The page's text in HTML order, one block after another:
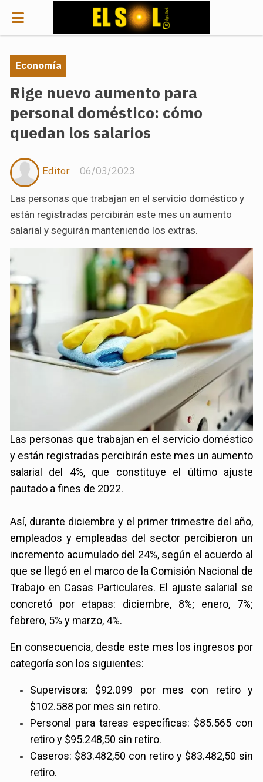
Rige nuevo aumento para
personal doméstico: cómo
quedan los salarios
Las personas que trabajan en el servicio doméstico y
están registradas percibirán este mes un aumento
salarial y seguirán manteniendo los extras.
Economía
06/03/2023
Editor
Las personas que trabajan en el servicio doméstico
y están registradas percibirán este mes un aumento
salarial del 4%, que constituye el último ajuste
pautado a fines de 2022.
Así, durante diciembre y el primer trimestre del año,
empleados y empleadas del sector percibieron un
incremento acumulado del 24%, según el acuerdo al
que se llegó en el marco de la Comisión Nacional de
Trabajo en Casas Particulares. El ajuste salarial se
concretó por etapas: diciembre, 8%; enero, 7%;
febrero, 5% y marzo, 4%.
En consecuencia, desde este mes los ingresos por
categoría son los siguientes:
Supervisora: $92.099 por mes con retiro y
$102.588 por mes sin retiro.
Personal para tareas específicas: $85.565 con
retiro y $95.248,50 sin retiro.
Caseros: $83.482,50 con retiro y $83.482,50 sin
retiro.